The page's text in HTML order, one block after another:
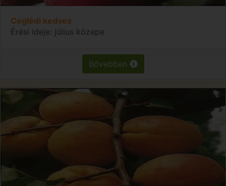
Ceglédi kedves
Érési ideje: július közepe
Bővebben